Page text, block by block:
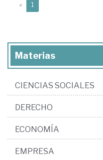
« 1
Materias
CIENCIAS SOCIALES
DERECHO
ECONOMÍA
EMPRESA